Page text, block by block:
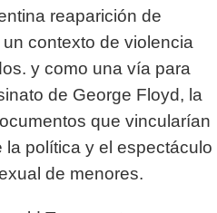
reaparición de
contexto de violencia
y como una vía para
de George Floyd, la
que vincularían
la política y el espectáculo
de menores.